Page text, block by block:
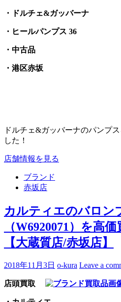
・ドルチェ&ガッバーナ
・ヒールパンプス 36
・中古品
・港区赤坂
ドルチェ&ガッバーナのパンプ
した！
店舗情報を見る
ブランド
赤坂店
カルティエのバロン
（W6920071）を高
【大蔵質店/赤坂店】
2018年11月3日 o-kura Leave a
店頭買取